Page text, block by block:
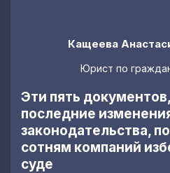
Эти пять
последние
законодательства,
сотням компаний
суде
Кащеева
Юрист по